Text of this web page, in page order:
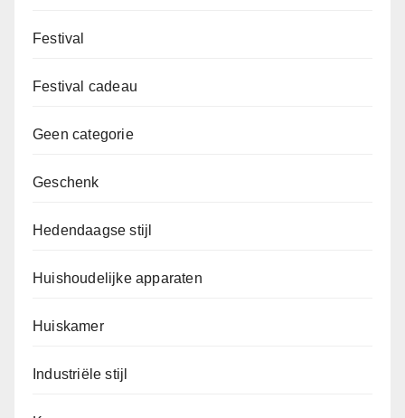
Festival
Festival cadeau
Geen categorie
Geschenk
Hedendaagse stijl
Huishoudelijke apparaten
Huiskamer
Industriële stijl